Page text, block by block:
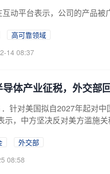
动平台表示，公司的产品
高可靠领域
14 08:37
导体产业征税，外交
针对美国拟自2027年起对
示，中方坚决反对美方滥施
外交部
08:58